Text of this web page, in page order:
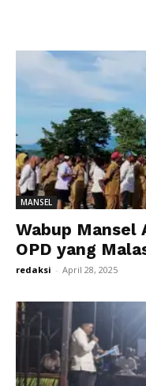
MANSEL
Wabup Mansel
OPD yang
redaksi - April 28, 2025